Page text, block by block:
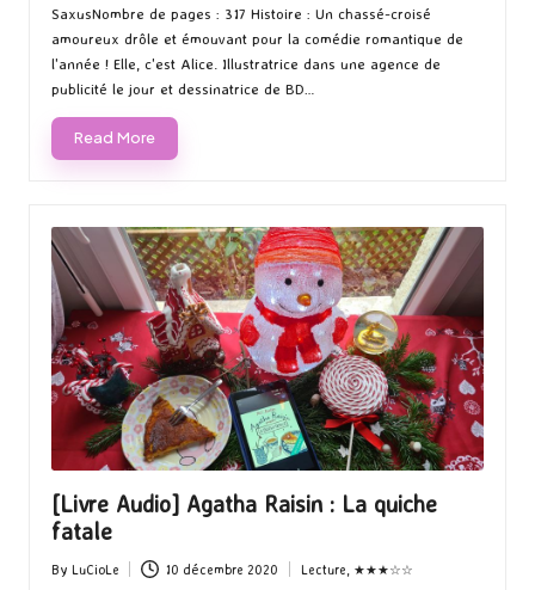
SaxusNombre de pages : 317 Histoire : Un chassé-croisé
amoureux drôle et émouvant pour la comédie romantique de
l'année ! Elle, c'est Alice. Illustratrice dans une agence de
publicité le jour et dessinatrice de BD…
Read More
[Livre Audio] Agatha Raisin : La quiche
fatale
Posted
By LuCioLe 10 décembre 2020
Posted
Lecture ★★★☆☆